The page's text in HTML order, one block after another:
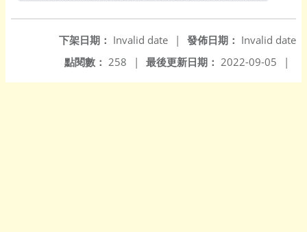
發佈日期： Invalid date
下架日期： Invalid date
|
最後更新日期： 2022-09-05 |
點閱數： 258 |